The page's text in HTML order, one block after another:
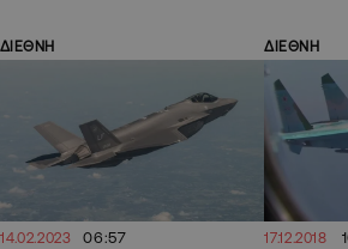
ΔΙΕΘΝΗ
14.02.2023 06:57
ΔΙΕΘΝΗ
17.12.2018